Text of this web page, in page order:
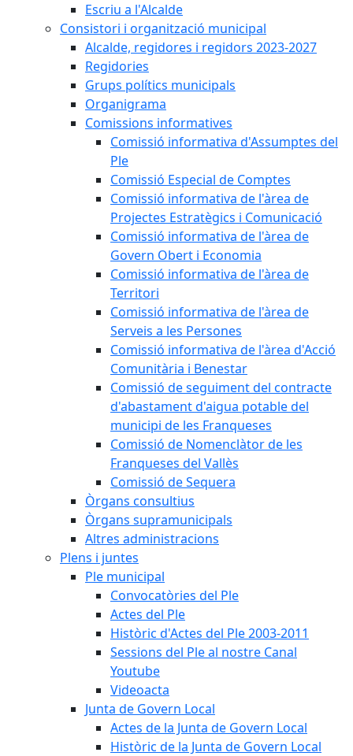
Escriu a l'Alcalde
Consistori i organització municipal
Alcalde, regidores i regidors 2023-2027
Regidories
Grups polítics municipals
Organigrama
Comissions informatives
Comissió informativa d'Assumptes del
Ple
Comissió Especial de Comptes
Comissió informativa de l'àrea de
Projectes Estratègics i Comunicació
Comissió informativa de l'àrea de
Govern Obert i Economia
Comissió informativa de l'àrea de
Territori
Comissió informativa de l'àrea de
Serveis a les Persones
Comissió informativa de l'àrea d'Acció
Comunitària i Benestar
Comissió de seguiment del contracte
d'abastament d'aigua potable del
municipi de les Franqueses
Comissió de Nomenclàtor de les
Franqueses del Vallès
Comissió de Sequera
Òrgans consultius
Òrgans supramunicipals
Altres administracions
Plens i juntes
Ple municipal
Convocatòries del Ple
Actes del Ple
Històric d'Actes del Ple 2003-2011
Sessions del Ple al nostre Canal
Youtube
Videoacta
Junta de Govern Local
Actes de la Junta de Govern Local
Històric de la Junta de Govern Local